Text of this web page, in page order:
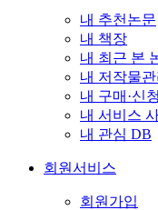
내 추천논문
내 책장
내 최근 본
내 저작물관
내 구매·신
내 서비스
내 관심 DB
회원서비스
회원가입